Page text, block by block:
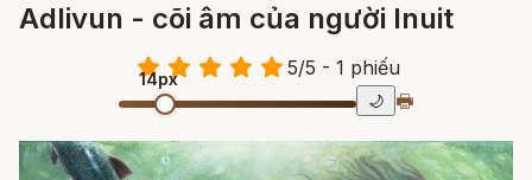
Adlivun - cõi âm của người Inuit
5/5 - 1 phiếu
14px
🌙 🖶